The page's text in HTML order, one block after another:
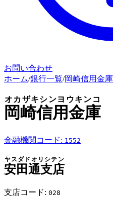
お問い合わせ
ホーム/銀行一覧/岡崎信用金庫
岡崎信用金庫
オカザキシンヨウキンコ
金融機関コード: 1552
安田通支店
ヤスダドオリシテン
支店コード: 028